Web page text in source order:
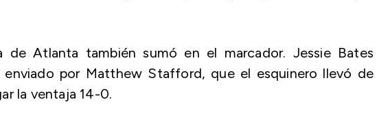
Atlanta también sumó en el marcador. Jessie Bates
por Matthew Stafford, que el esquinero llevó de
la ventaja 14-0.